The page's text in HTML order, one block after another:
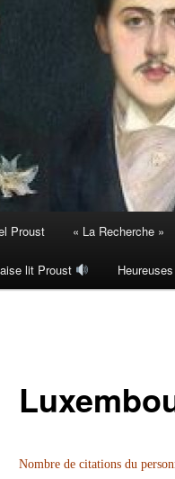
Proust « La Recherche »
lit Proust
Nombre de citations du